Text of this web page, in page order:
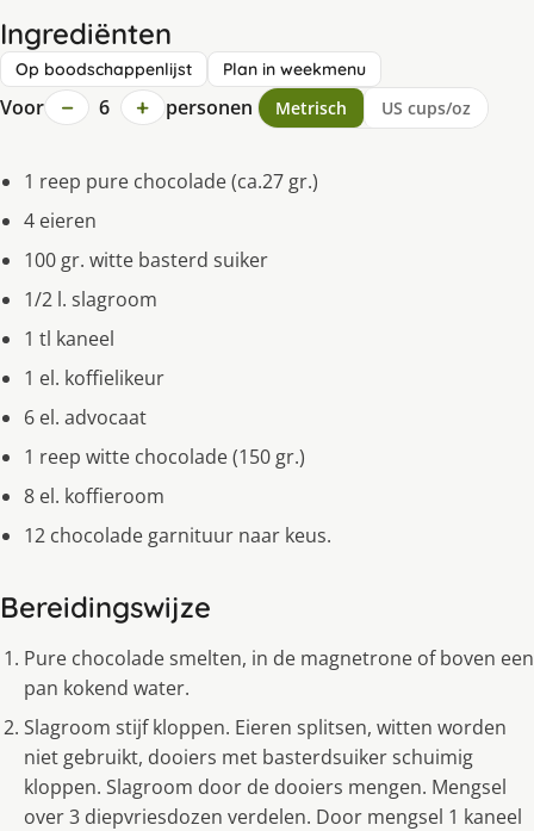
Ingrediënten
Op boodschappenlijst Plan in weekmenu
Voor − 6 + personen Metrisch US cups/oz
1 reep pure chocolade (ca.27 gr.)
4 eieren
100 gr. witte basterd suiker
1/2 l. slagroom
1 tl kaneel
1 el. koffielikeur
6 el. advocaat
1 reep witte chocolade (150 gr.)
8 el. koffieroom
12 chocolade garnituur naar keus.
Bereidingswijze
Pure chocolade smelten, in de magnetrone of boven een
pan kokend water.
Slagroom stijf kloppen. Eieren splitsen, witten worden
niet gebruikt, dooiers met basterdsuiker schuimig
kloppen. Slagroom door de dooiers mengen. Mengsel
over 3 diepvriesdozen verdelen. Door mengsel 1 kaneel